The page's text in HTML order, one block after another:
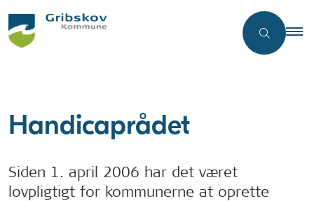
Handicaprådet
Siden 1. april 2006 har det været
lovpligtigt for kommunerne at oprette